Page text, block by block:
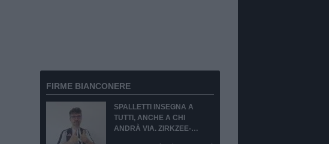
FIRME BIANCONERE
SPALLETTI INSEGNA A
TUTTI, ANCHE A CHI
ANDRÀ VIA. ZIRKZEE-